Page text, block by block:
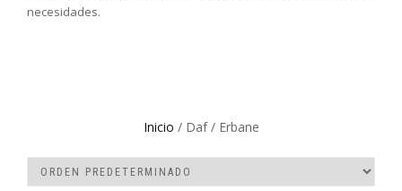
necesidades.
Inicio / Daf / Erbane